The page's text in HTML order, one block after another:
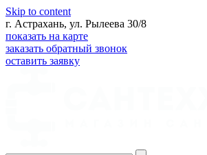
Skip to content
г. Астрахань, ул. Рылеева 30/8
показать на карте
заказать обратный звонок
оставить заявку